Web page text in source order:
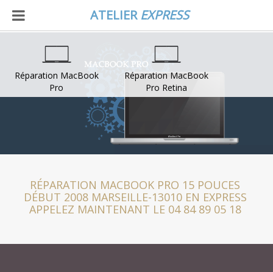
ATELIER EXPRESS
Réparation MacBook
Pro
Réparation MacBook
Pro Retina
RÉPARATION MACBOOK PRO 15 POUCES
DÉBUT 2008 MARSEILLE-13010 EN EXPRESS
APPELEZ MAINTENANT LE 04 84 89 05 18